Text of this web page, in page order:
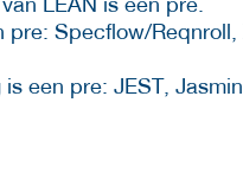
pre: Specflow/
een pre: JEST,